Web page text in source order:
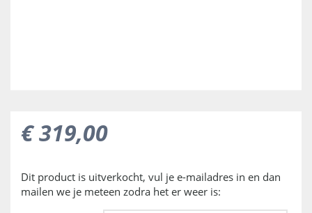
€319,00
Dit product is uitverkocht, vul je e-mailadres in en dan
mailen we je meteen zodra het er weer is: